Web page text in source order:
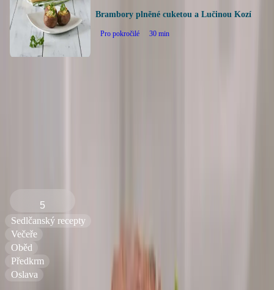
Brambory plněné cuketou a Lučinou Kozí
Pro pokročilé 30 min
5
Sedlčanský recepty
Večeře
Oběd
Předkrm
Oslava